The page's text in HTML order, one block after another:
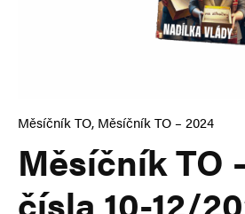
Měsíčník TO, Měsíčník TO – 2024
Měsíčník TO
čísla 10-12/